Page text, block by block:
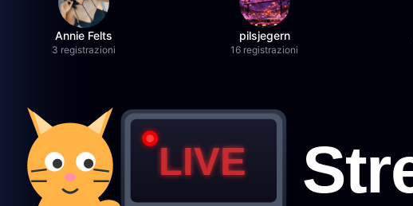
Annie Felts
3 registrazioni
pilsjegern
16 registrazioni